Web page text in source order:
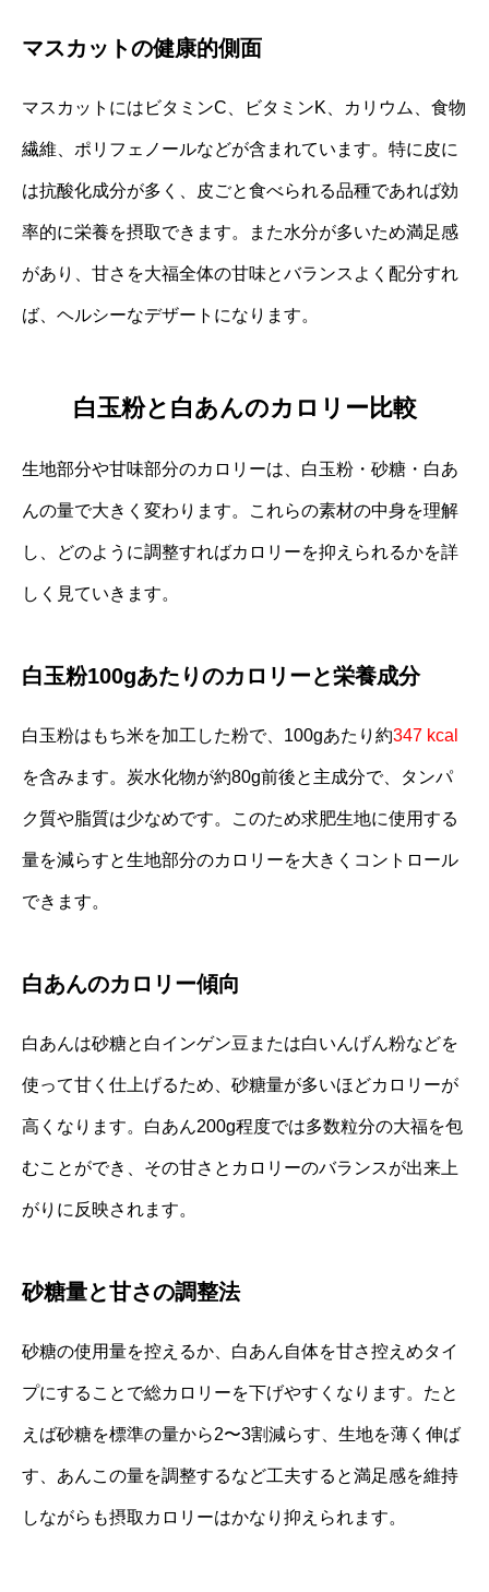
マスカットの健康的側面
マスカットにはビタミンC、ビタミンK、カリウム、食物
繊維、ポリフェノールなどが含まれています。特に皮に
は抗酸化成分が多く、皮ごと食べられる品種であれば効
率的に栄養を摂取できます。また水分が多いため満足感
があり、甘さを大福全体の甘味とバランスよく配分すれ
ば、ヘルシーなデザートになります。
白玉粉と白あんのカロリー比較
生地部分や甘味部分のカロリーは、白玉粉・砂糖・白あ
んの量で大きく変わります。これらの素材の中身を理解
し、どのように調整すればカロリーを抑えられるかを詳
しく見ていきます。
白玉粉100gあたりのカロリーと栄養成分
白玉粉はもち米を加工した粉で、100gあたり約347 kcal
を含みます。炭水化物が約80g前後と主成分で、タンパ
ク質や脂質は少なめです。このため求肥生地に使用する
量を減らすと生地部分のカロリーを大きくコントロール
できます。
白あんのカロリー傾向
白あんは砂糖と白インゲン豆または白いんげん粉などを
使って甘く仕上げるため、砂糖量が多いほどカロリーが
高くなります。白あん200g程度では多数粒分の大福を包
むことができ、その甘さとカロリーのバランスが出来上
がりに反映されます。
砂糖量と甘さの調整法
砂糖の使用量を控えるか、白あん自体を甘さ控えめタイ
プにすることで総カロリーを下げやすくなります。たと
えば砂糖を標準の量から2〜3割減らす、生地を薄く伸ば
す、あんこの量を調整するなど工夫すると満足感を維持
しながらも摂取カロリーはかなり抑えられます。